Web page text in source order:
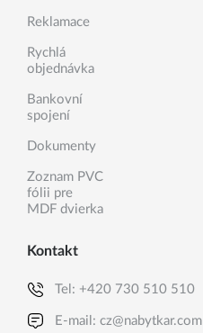
Reklamace
Rychlá
objednávka
Bankovní
spojení
Dokumenty
Zoznam PVC
fólii pre
MDF dvierka
Kontakt
Tel: +420 730 510 510
E-mail:cz@nabytkar.com